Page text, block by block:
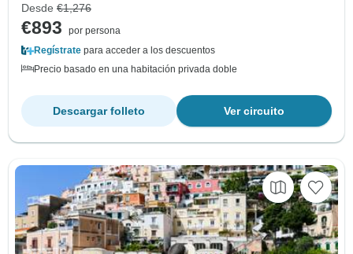
Desde €1,276
€893
por persona
Regístrate para acceder a los descuentos
Precio basado en una habitación privada doble
Ver circuito
Descargar folleto